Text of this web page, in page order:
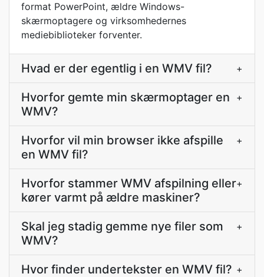
format PowerPoint, ældre Windows-
skærmoptagere og virksomhedernes
mediebiblioteker forventer.
Hvad er der egentlig i en WMV fil? +
Hvorfor gemte min skærmoptager en
WMV?
+
Hvorfor vil min browser ikke afspille
en WMV fil?
+
Hvorfor stammer WMV afspilning eller
kører varmt på ældre maskiner?
+
Skal jeg stadig gemme nye filer som
WMV?
+
Hvor finder undertekster en WMV fil? +